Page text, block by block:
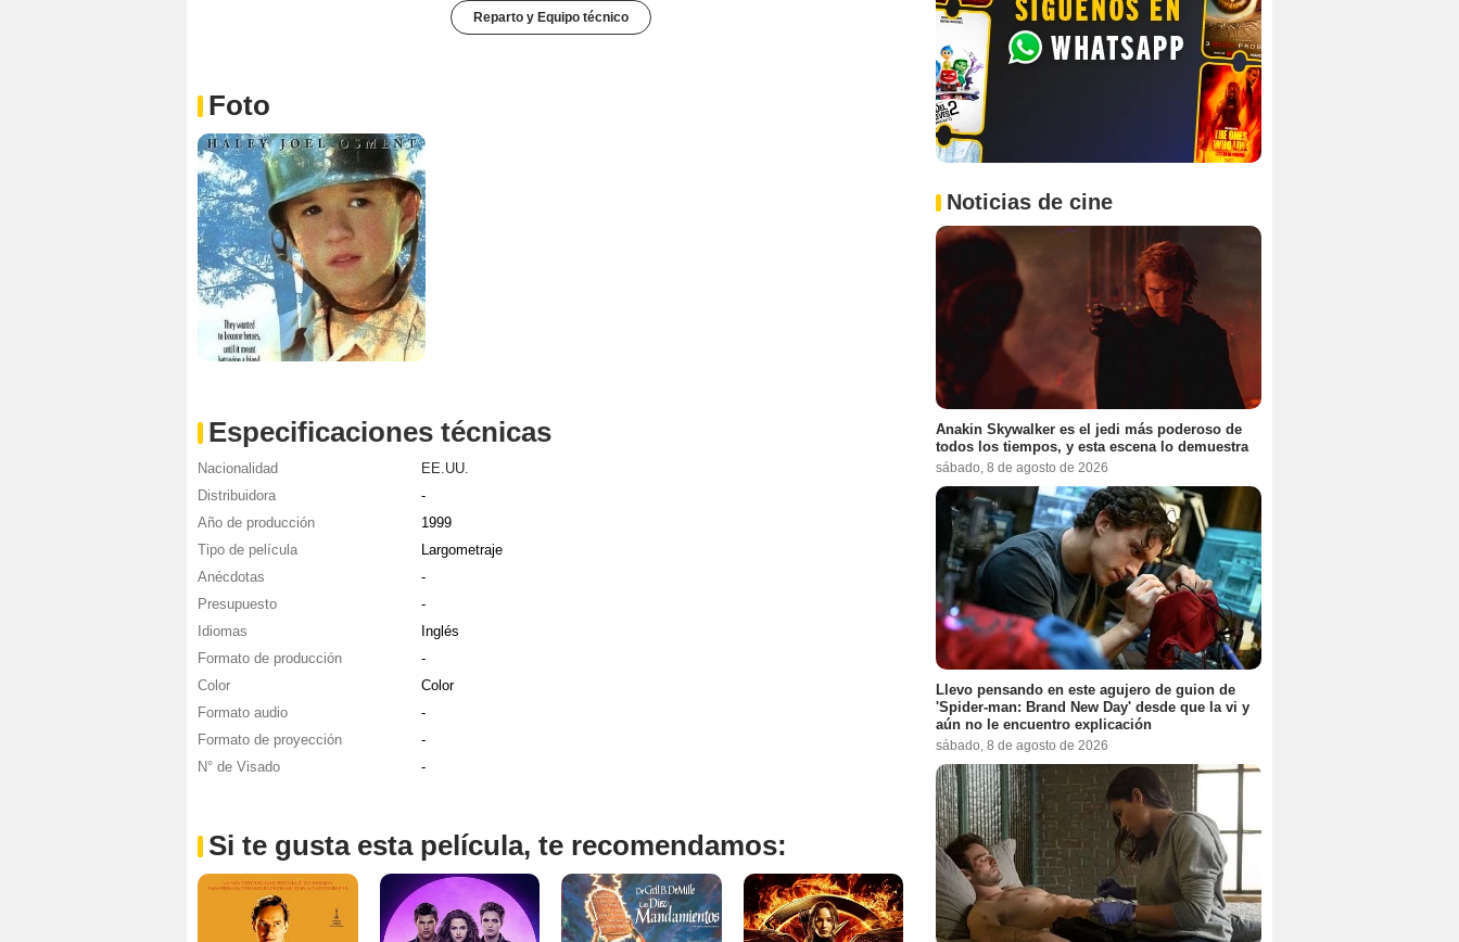
Reparto y Equipo técnico
Foto
Especificaciones técnicas
Nacionalidad
EE.UU.
Distribuidora
-
Año de producción
1999
Tipo de película
Largometraje
Anécdotas
-
Presupuesto
-
Idiomas
Inglés
Formato de producción
-
Color
Color
Formato audio
-
Formato de proyección
-
N° de Visado
-
Si te gusta esta película, te recomendamos:
Noticias de cine
Anakin Skywalker es el jedi más poderoso de
todos los tiempos, y esta escena lo demuestra
sábado, 8 de agosto de 2026
Llevo pensando en este agujero de guion de
'Spider-man: Brand New Day' desde que la vi y
aún no le encuentro explicación
sábado, 8 de agosto de 2026